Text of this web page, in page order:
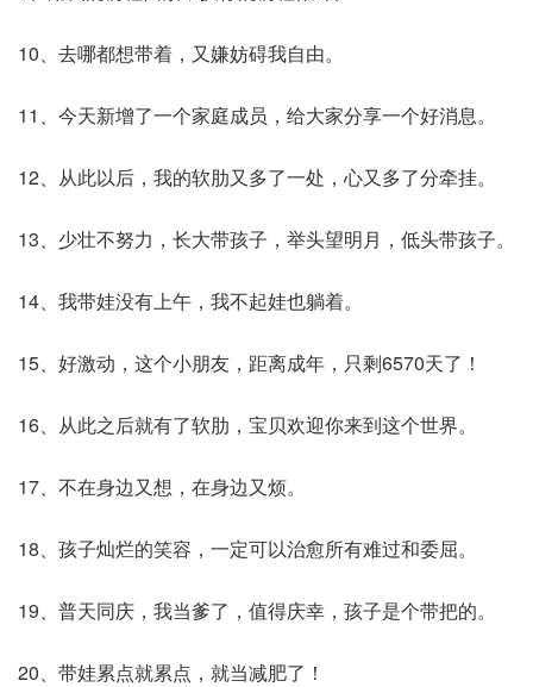
10、去哪都想带着，又嫌妨碍我自由。
11、今天新增了一个家庭成员，给大家分享一个好消息。
12、从此以后，我的软肋又多了一处，心又多了分牵挂。
13、少壮不努力，长大带孩子，举头望明月，低头带孩子。
14、我带娃没有上午，我不起娃也躺着。
15、好激动，这个小朋友，距离成年，只剩6570天了！
16、从此之后就有了软肋，宝贝欢迎你来到这个世界。
17、不在身边又想，在身边又烦。
18、孩子灿烂的笑容，一定可以治愈所有难过和委屈。
19、普天同庆，我当爹了，值得庆幸，孩子是个带把的。
20、带娃累点就累点，就当减肥了！